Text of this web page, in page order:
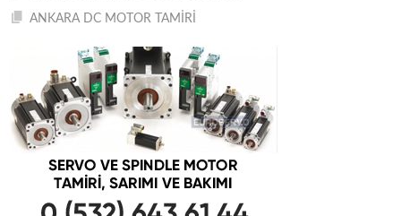
ANKARA DC MOTOR TAMİRİ